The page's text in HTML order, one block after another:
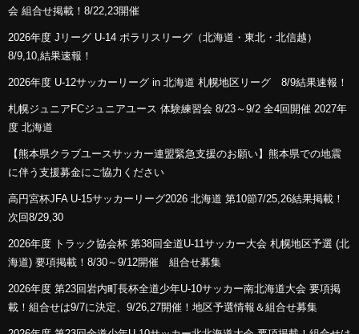
会 組合せ掲載！8/22,23開催
2026年度 Jリーグ U-14 ポラリスリーグ（北海道・東北・北信越）
8/9,10,結果速報！
2026年度 U-12サッカーリーグ in 北海道 札幌地区リーグ 8/9結果速報！
札幌ジュニアFCジュニアユース 体験練習会 8/23～9/2 全4回開催 2027年
度 北海道
【熊本県クラブユースサッカー連盟緊急支援のお願い】熊本県での地震
に伴う支援募金にご協力ください
高円宮杯JFA U-15サッカーリーグ2026 北海道 第10節7/25,26結果掲載！
次回8/29,30
2026年度 トラック協会杯 第38回全道U-11サッカー大会 札幌地区予選 (北
海道) 要項掲載！8/30～9/12開催 組合せ募集
2026年度 第23回岩内町長杯全道少年U-10サッカー南北海道大会 要項掲
載！組合せは9/7に決定、9/26,27開催！地区予選情報＆組合せ募集